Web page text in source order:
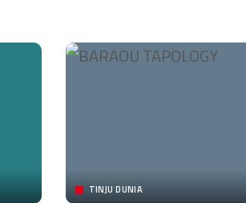
TINJU DUNIA